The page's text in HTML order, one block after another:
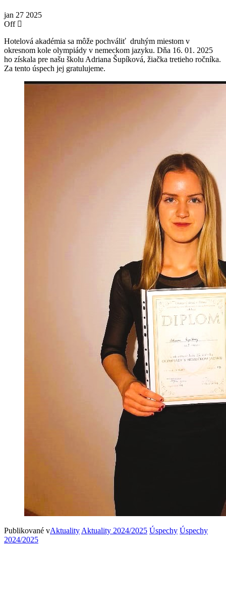
jan 27 2025
Off
Hotelová akadémia sa môže pochváliť druhým miestom v
okresnom kole olympiády v nemeckom jazyku. Dňa 16. 01. 2025
ho získala pre našu školu Adriana Šupíková, žiačka tretieho ročníka.
Za tento úspech jej gratulujeme.
Publikované vAktuality Aktuality 2024/2025 Úspechy Úspechy
2024/2025